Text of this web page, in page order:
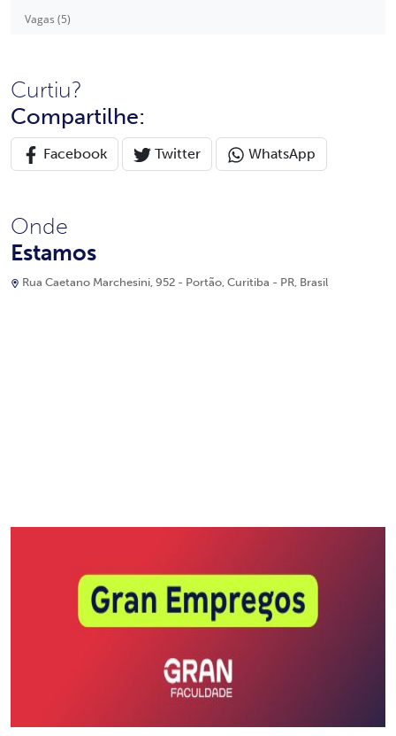
Vagas (5)
Curtiu?
Compartilhe:
Facebook Twitter WhatsApp
Onde
Estamos
Rua Caetano Marchesini, 952 - Portão, Curitiba - PR, Brasil